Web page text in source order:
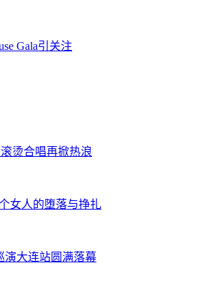
Gala引关注
烫合唱再掀热浪
女人的堕落与挣扎
演大连站圆满落幕